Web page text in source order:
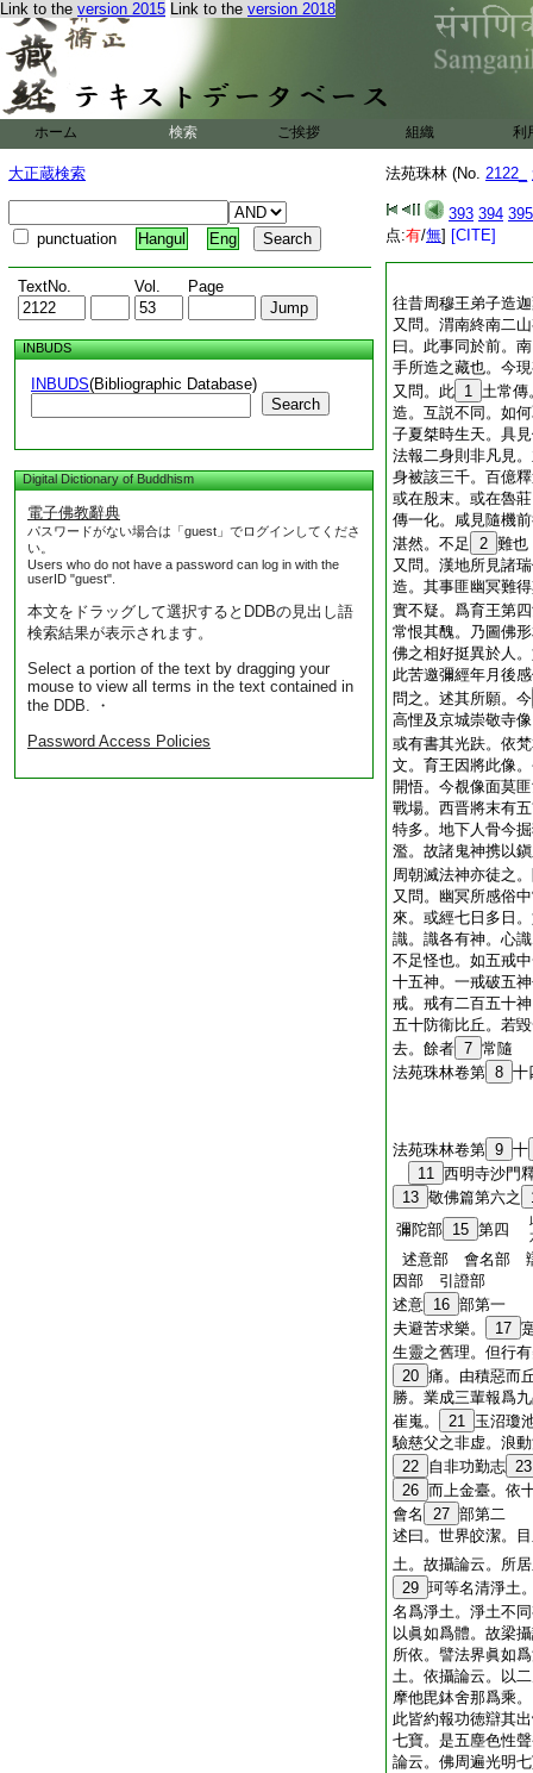
Link to the version 2015 Link to the version 2018
ホーム 検索 ご挨拶 組織 利
大正蔵検索
punctuation Hangul Eng
TextNo. Vol. Page
INBUDS
INBUDS(Bibliographic Database)
Search
Digital Dictionary of Buddhism
電子佛教辭典
パスワードがない場合は「guest」でログインしてくださ
い。
Users who do not have a password can log in with the
userID "guest".
本文をドラッグして選択するとDDBの見出し語
検索結果が表示されます。
Select a portion of the text by dragging your
mouse to view all terms in the text contained in
the DDB. ・
Password Access Policies
法苑珠林 (No. 2122_
393 394 395
点:有/無] [CITE]
往昔周穆王弟子造
又問。渭南終南二
曰。此事同於前。
手所造之藏也。今
又問。此 1 土常傳
造。互説不同。如
子夏桀時生天。具
法報二身則非凡見
身被該三千。百億
或在殷末。或在魯
傳一化。咸見隨機
湛然。不足
2 難也
又問。漢地所見諸
造。其事匪幽冥難
實不疑。爲育王第
常恨其醜。乃圖佛
佛之相好挺異於人
此苦邀彌經年月後
問之。述其所願。今
高悝及京城崇敬寺
或有書其光趺。依
文。育王因將此像
開悟。今覩像面莫
戰場。西晋將末有
特多。地下人骨今
濫。故諸鬼神携以
周朝滅法神亦徒之
又問。幽冥所感俗
來。或經七日多日
識。識各有神。心
不足怪也。如五戒
十五神。一戒破五
戒。戒有二百五十
五十防衞比丘。若
去。餘者 7 常隨
法苑珠林卷第 8 十
法苑珠林卷第 9 十
11 西明寺沙門
13 敬佛篇第六之
彌陀部 15 第四
述意部 會名部
因部 引證部
述意 16 部第一
夫避苦求樂。
17
生靈之舊理。但行
20 痛。由積惡而
勝。業成三輩報爲
崔嵬。
21 玉沼瓊
驗慈父之非虚。浪
22 自非功勤志 23
26 而上金臺。依
會名
27 部第二
述曰。世界皎潔。
土。故攝論云。所
29 珂等名清淨土
名爲淨土。淨土不
以眞如爲體。故梁
所依。譬法界眞如
土。依攝論云。以
摩他毘鉢舍那爲乘
此皆約報功徳辯其
七寶。是五塵色性
論云。佛周遍光明